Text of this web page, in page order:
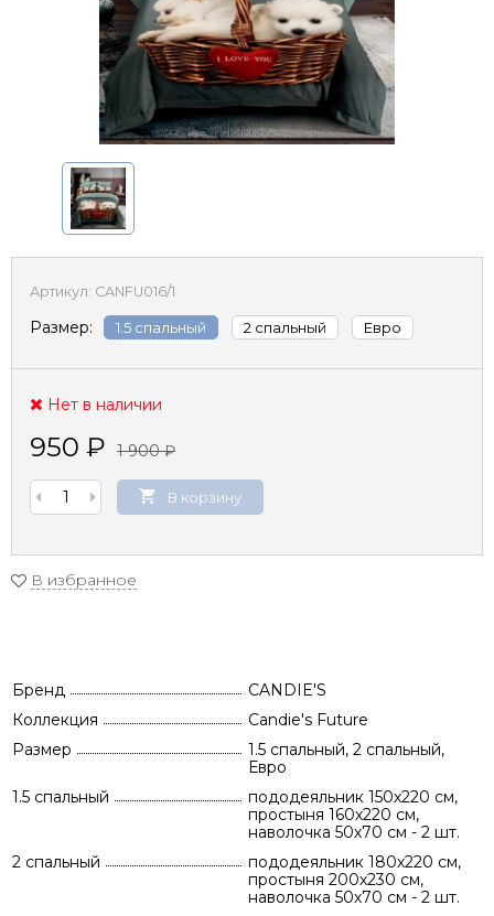
Артикул: CANFU016/1
Размер: 1.5 спальный 2 спальный Евро
Нет в наличии
950 ₽ 1 900₽
В корзину
В избранное
Бренд
CANDIE'S
Коллекция
Candie's Future
Размер
1.5 спальный, 2 спальный,
Евро
1.5 спальный
пододеяльник 150х220 см,
простыня 160х220 см,
наволочка 50х70 см - 2 шт.
2 спальный
пододеяльник 180х220 см,
простыня 200х230 см,
наволочка 50х70 см - 2 шт.